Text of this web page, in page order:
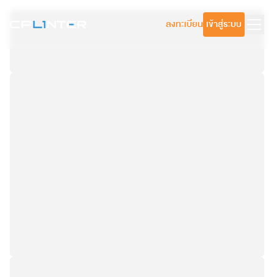
ลงทะเบียน เข้าสู่ระบบ